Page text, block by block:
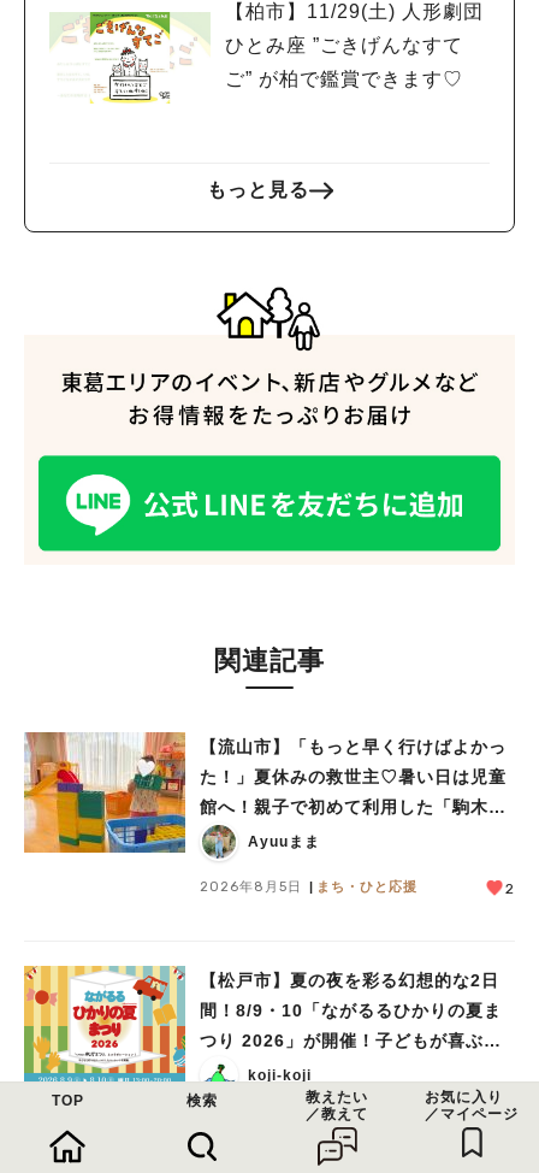
【柏市】11/29(土) 人形劇団
ひとみ座 ”ごきげんなすて
ご” が柏で鑑賞できます♡
もっと見る
関連記事
【流山市】「もっと早く行けばよかっ
た！」夏休みの救世主♡暑い日は児童
館へ！親子で初めて利用した「駒木台
児童館」レポート
Ayuuまま
2026年8月5日 まち・ひと応援 2
【松戸市】夏の夜を彩る幻想的な2日
間！8/9・10「ながるるひかりの夏ま
つり 2026」が開催！子どもが喜ぶワ
ークショップや限定ヒーローショーも
koji-koji
イベント 2
TOP 検索
教えたい
／教えて
お気に入り
／マイページ